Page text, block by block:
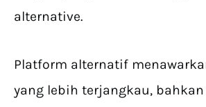
alternative.
Platform alternatif
yang lebih terjangkau,